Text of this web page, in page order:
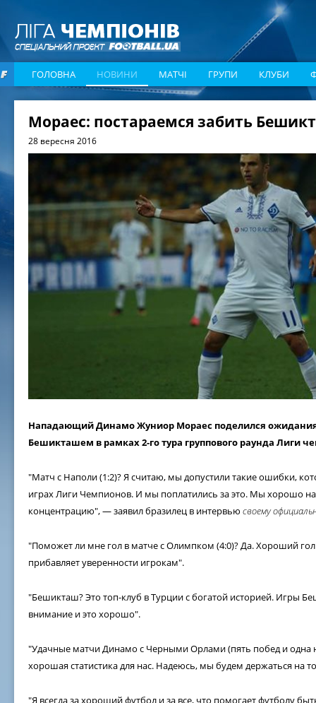
ГОЛОВНА НОВИНИ МАТЧІ ГРУПИ КЛУБИ
Мораес: постараемся забить
28 вересня 2016
Нападающий Динамо Жуниор Мораес поделился
Бешикташем в рамках 2-го тура группового раунда Лиги
"Матч с Наполи (1:2)? Я считаю, мы допустили такие ошибки,
играх Лиги Чемпионов. И мы поплатились за это. Мы хорошо
концентрацию", — заявил бразилец в интервью своему
"Поможет ли мне гол в матче с Олимпком (4:0)? Да. Хороший
прибавляет уверенности игрокам".
"Бешикташ? Это топ-клуб в Турции с богатой историей. Игры
внимание и это хорошо".
"Удачные матчи Динамо с Черными Орлами (пять побед и
хорошая статистика для нас. Надеюсь, мы будем держаться на
"Я всегда за хороший футбол и за все, что помогает футболу